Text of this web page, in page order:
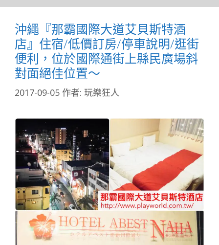
沖繩『那霸國際大道艾貝斯特酒
店』住宿/低價訂房/停車說明/逛街
便利，位於國際通街上縣民廣場斜
對面絕佳位置～
2017-09-05 作者: 玩樂狂人